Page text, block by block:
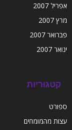
אפריל 2007
מרץ 2007
פברואר 2007
ינואר 2007
קטגוריות
ספורט
עצות מהמומחים